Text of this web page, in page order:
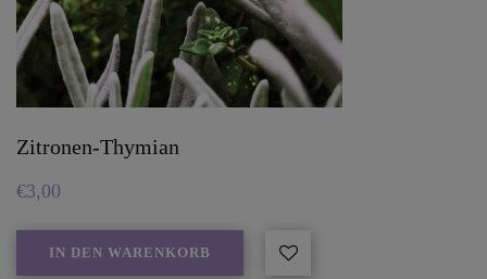
Zitronen-Thymian
€3,00
IN DEN WARENKORB